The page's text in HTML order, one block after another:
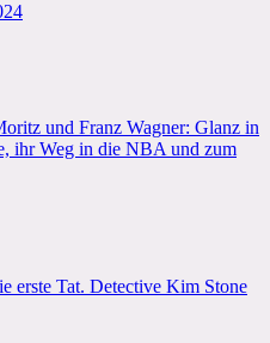
und Franz Wagner: Glanz in
ihr Weg in die NBA und zum
erste Tat. Detective Kim Stone